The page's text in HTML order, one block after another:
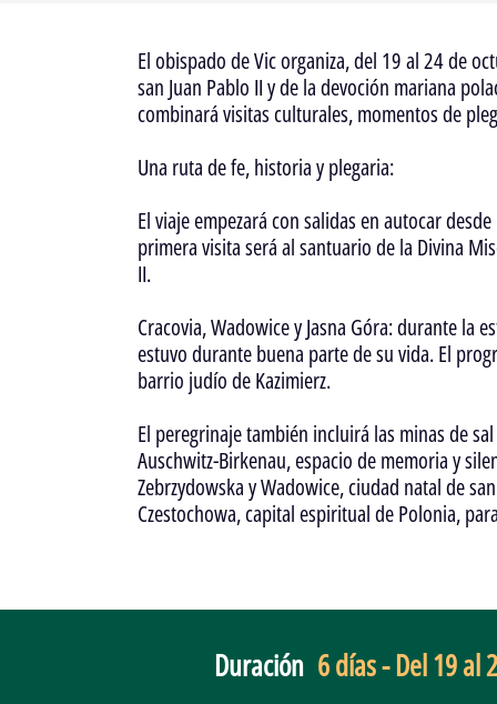
El obispado de Vic organiza, del 19 al 24 de
san Juan Pablo II y de la devoción mariana
combinará visitas culturales, momentos de
Una ruta de fe, historia y plegaria:
El viaje empezará con salidas en autocar
primera visita será al santuario de la Divina
II.
Cracovia, Wadowice y Jasna Góra: durante la
estuvo durante buena parte de su vida. El
barrio judío de Kazimierz.
El peregrinaje también incluirá las minas de
Auschwitz-Birkenau, espacio de memoria y
Zebrzydowska y Wadowice, ciudad natal de
Czestochowa, capital espiritual de Polonia,
Duración 6 días - Del 19 al